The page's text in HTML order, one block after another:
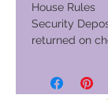
House Rules
Security
returned on